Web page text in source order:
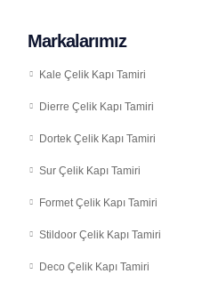
Markalarımız
Kale Çelik Kapı Tamiri
Dierre Çelik Kapı Tamiri
Dortek Çelik Kapı Tamiri
Sur Çelik Kapı Tamiri
Formet Çelik Kapı Tamiri
Stildoor Çelik Kapı Tamiri
Deco Çelik Kapı Tamiri